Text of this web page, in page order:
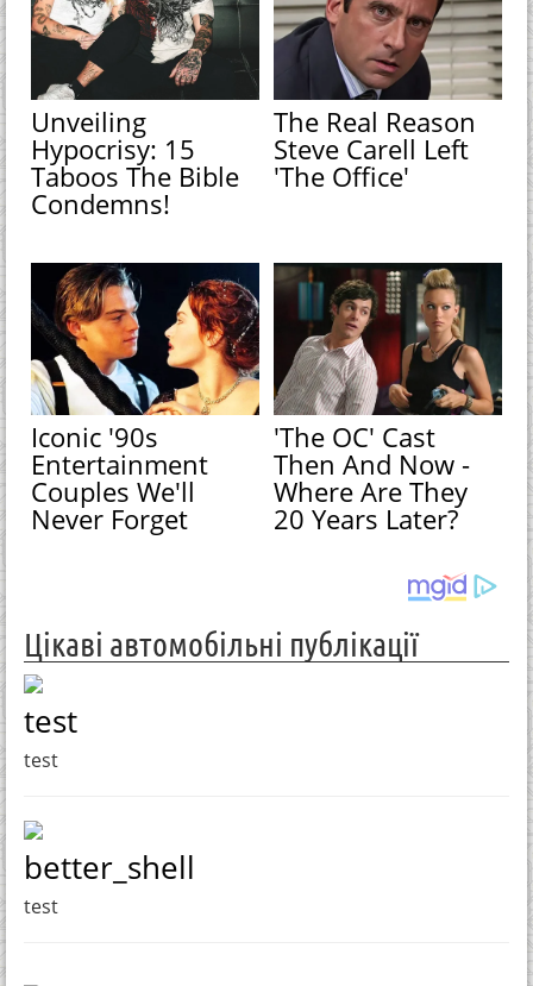
Unveiling
Hypocrisy: 15
Taboos The Bible
Condemns!
The Real Reason
Steve Carell Left
'The Office'
Iconic '90s
Entertainment
Couples We'll
Never Forget
'The OC' Cast
Then And Now -
Where Are They
20 Years Later?
Цікаві автомобільні публікації
test
test
better_shell
test